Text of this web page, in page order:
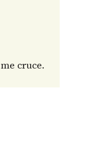
cruce.